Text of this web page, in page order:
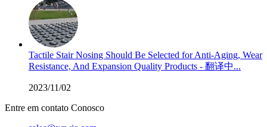
Tactile Stair Nosing Should Be Selected for Anti-Aging, Wear
Resistance, And Expansion Quality Products - 翻译中...
2023/11/02
Entre em contato Conosco